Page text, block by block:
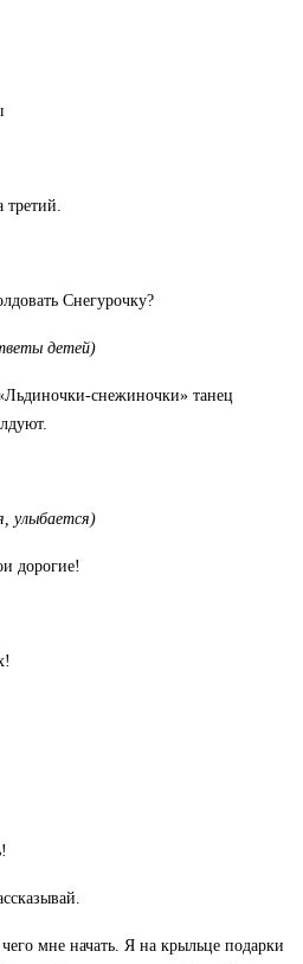
третий.
Снегурочку?
детей)
снежиночки» танец
улыбается)
дорогие!
мне начать. Я на крыльце подарки